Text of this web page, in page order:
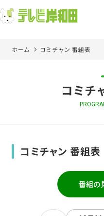
ご加入を検討中の方
ホーム コミチャン 番組表
コミチ
コミチャン 番組
番組の